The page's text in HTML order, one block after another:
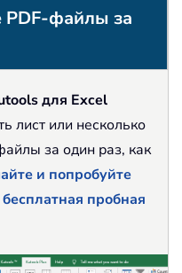
PDF-файлы за
для Excel
лист или несколько
за один раз, как
и попробуйте
пробная